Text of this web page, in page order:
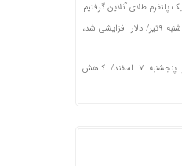
طلای آنلاین گرفتیم
قیمت طلا و دلار امروز سه شنبه ۹تیر/ دلار افزایشی شد،
قیمت طلای ۱۸عیار امروز پنجشنبه ۷ اسفند/ کاهش